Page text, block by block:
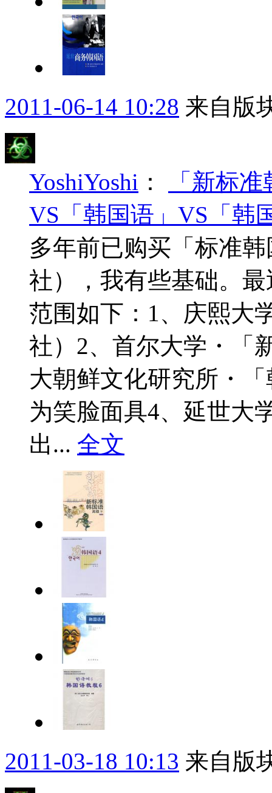
2011-06-14 10:28 来自版
YoshiYoshi ：
「新标
VS「韩国语」VS「韩
多年前已购买「标准
社），我有些基础。
范围如下：1、庆熙大
社）2、首尔大学・「
大朝鲜文化研究所・
为笑脸面具4、延世大
出... 全文
2011-03-18 10:13 来自版